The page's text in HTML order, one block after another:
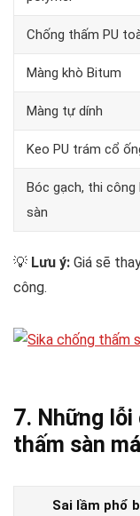
Chống thấm PU
Màng khò Bitum
Màng tự dính
Keo PU trám cổ
Bóc gạch, thi công
sàn
💡 Lưu ý: Giá sẽ
công.
7. Những lỗi
thấm sàn
Sai lầm phổ